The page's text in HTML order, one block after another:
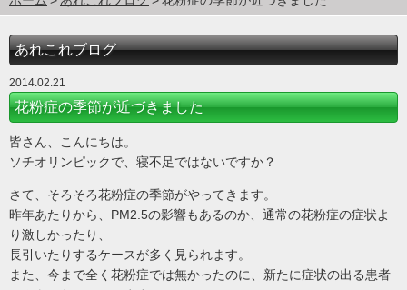
あれこれブログ
2014.02.21
花粉症の季節が近づきました
皆さん、こんにちは。
ソチオリンピックで、寝不足ではないですか？
さて、そろそろ花粉症の季節がやってきます。
昨年あたりから、PM2.5の影響もあるのか、通常の花粉症の症状よ
り激しかったり、
長引いたりするケースが多く見られます。
また、今まで全く花粉症では無かったのに、新たに症状の出る患者